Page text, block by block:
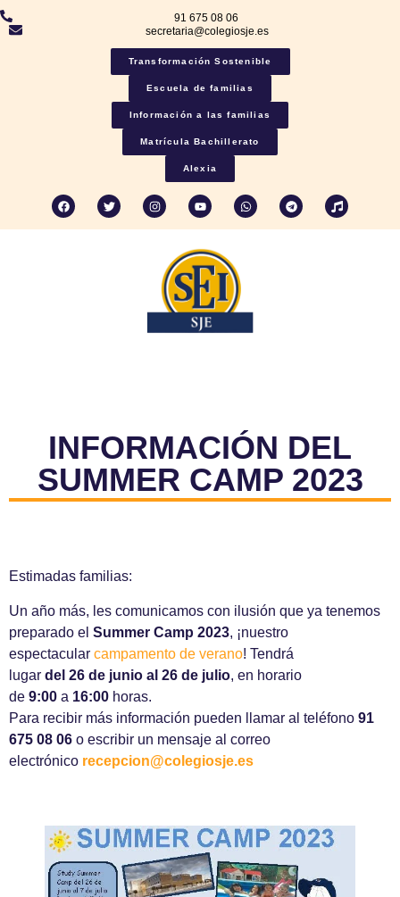
91 675 08 06
secretaria@colegiosje.es
Transformación Sostenible
Escuela de familias
Información a las familias
Matrícula Bachillerato
Alexia
INFORMACIÓN DEL
SUMMER CAMP 2023
Estimadas familias:
Un año más, les comunicamos con ilusión que ya tenemos
preparado el Summer Camp 2023, ¡nuestro
espectacular campamento de verano! Tendrá
lugar del 26 de junio al 26 de julio, en horario
de 9:00 a 16:00 horas.
Para recibir más información pueden llamar al teléfono 91
675 08 06 o escribir un mensaje al correo
electrónico recepcion@colegiosje.es